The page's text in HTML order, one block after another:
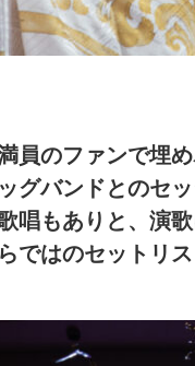
員のファンで埋
グバンドとのセ
唱もありと、演
ではのセットリ